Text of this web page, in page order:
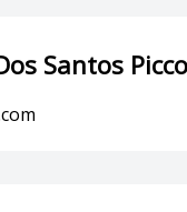
Santos